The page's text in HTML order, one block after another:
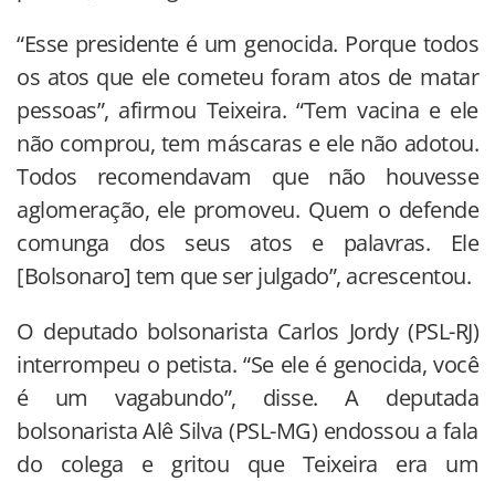
“Esse presidente é um genocida. Porque todos
os atos que ele cometeu foram atos de matar
pessoas”, afirmou Teixeira. “Tem vacina e ele
não comprou, tem máscaras e ele não adotou.
Todos recomendavam que não houvesse
aglomeração, ele promoveu. Quem o defende
comunga dos seus atos e palavras. Ele
[Bolsonaro] tem que ser julgado”, acrescentou.
O deputado bolsonarista Carlos Jordy (PSL-RJ)
interrompeu o petista. “Se ele é genocida, você
é um vagabundo”, disse. A deputada
bolsonarista Alê Silva (PSL-MG) endossou a fala
do colega e gritou que Teixeira era um